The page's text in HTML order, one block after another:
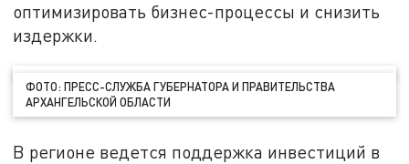
оптимизировать бизнес-процессы и снизить
издержки.
ФОТО: ПРЕСС-СЛУЖБА ГУБЕРНАТОРА И ПРАВИТЕЛЬСТВА
АРХАНГЕЛЬСКОЙ ОБЛАСТИ
В регионе ведется поддержка инвестиций в